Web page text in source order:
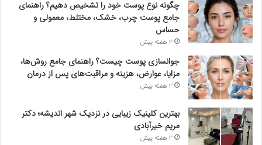
علمی چیست؟
1 هفته پیش
واکنش تند اجه ارکن به شایعه‌های اخیر؛ «پاسخ
افتراها را در دادگاه می‌دهم»
1 هفته پیش
رسید
1 هفته پیش